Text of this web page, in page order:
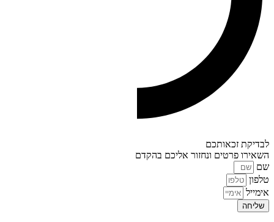
לבדיקת זכאותכם
השאירו פרטים ונחזור אליכם בהקדם
שם
טלפון
אימייל
שליחה